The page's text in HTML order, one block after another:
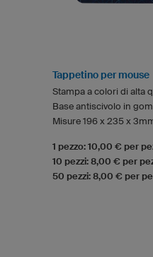
Tappetino per mouse
Stampa a colori di alta
Base antiscivolo in
Misure 196 x 235 x
1 pezzo: 10,00 € per
10 pezzi: 8,00 € per
50 pezzi: 8,00 € per